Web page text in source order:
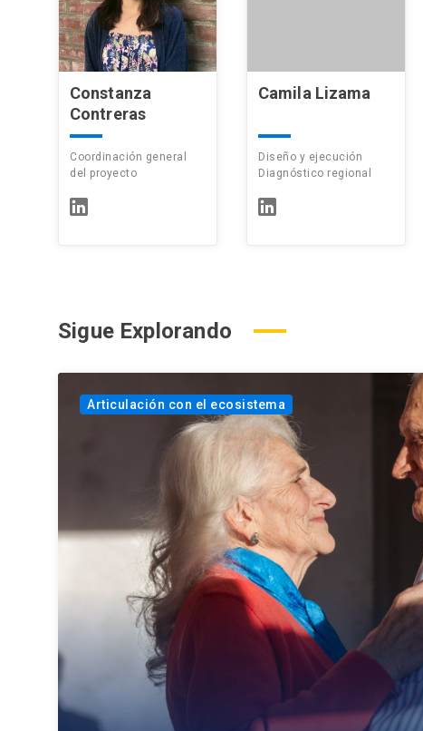
Constanza
Contreras
Coordinación general
del proyecto
Camila Lizama
Diseño y ejecución
Diagnóstico regional
Sigue Explorando
Articulación con el ecosistema